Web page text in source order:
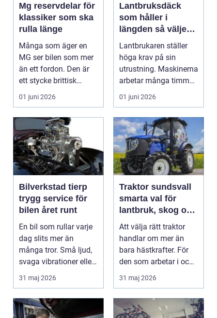
Mg reservdelar för
klassiker som ska
rulla länge
Många som äger en
MG ser bilen som mer
än ett fordon. Den är
ett stycke brittisk
bilhistoria, en hob...
01 juni 2026
Lantbruksdäck
som håller i
längden så väljer
du rätt
Lantbrukaren ställer
höga krav på sin
utrustning. Maskinerna
arbetar många timmar,
ofta i tuff miljö...
01 juni 2026
Bilverkstad tierp
trygg service för
bilen året runt
En bil som rullar varje
dag slits mer än
många tror. Små ljud,
svaga vibrationer eller
en varningsla...
31 maj 2026
Traktor sundsvall
smarta val för
lantbruk, skog och
gårdsarbete
Att välja rätt traktor
handlar om mer än
bara hästkrafter. För
den som arbetar i och
runt Sundsvall ...
31 maj 2026